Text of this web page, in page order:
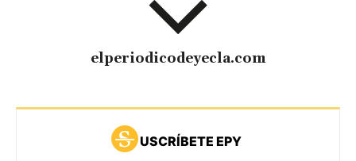
elperiodicodeyecla.com
USCRÍBETE EPY